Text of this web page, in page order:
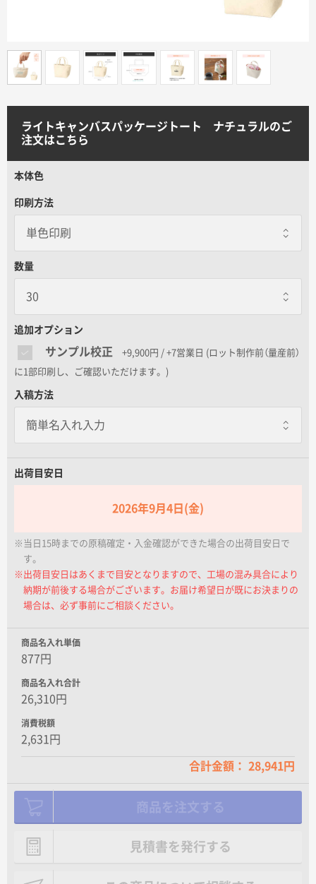
印刷色から探す
初めての方へ
ご注文の流れ
お見積書の作成方法
データ入稿ガイド
よくあるご質問
名入れグループサイト
ライトキャンバスパッケージトート ナチュラルのご
注文はこちら
本体色
印刷方法
数量
追加オプション
サンプル校正 +9,900円 / +7営業日 (ロット制作前（量産前）
に1部印刷し、ご確認いただけます。)
入稿方法
出荷目安日
2026年9月4日(金)
※当日15時までの原稿確定・入金確認ができた場合の出荷目安日で
す。
※出荷目安日はあくまで目安となりますので、工場の混み具合により
納期が前後する場合がございます。お届け希望日が既にお決まりの
場合は、必ず事前にご相談ください。
商品名入れ単価
877円
商品名入れ合計
26,310円
消費税額
2,631円
合計金額： 28,941円
見積書を発行する